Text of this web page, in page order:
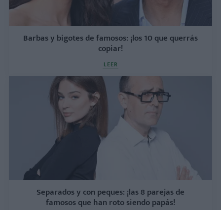
Barbas y bigotes de famosos: ¡los 10 que querrás
copiar!
LEER
Separados y con peques: ¡las 8 parejas de
famosos que han roto siendo papás!